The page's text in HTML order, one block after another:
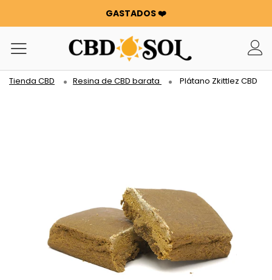
GASTADOS ❤️
WATERMELON ¡CBD A PARTIR DE 0,30 €/g 🍉!
LOS PEDIDOS SE HAN DUPLICADO ✨
100 G DE FLORES O RESINAS DE REGALO POR CADA 100 €
GASTADOS ❤️
WATERMELON ¡CBD A PARTIR DE 0,30 €/g 🍉!
Tienda CBD Resina de CBD barata Plátano Zkittlez CBD